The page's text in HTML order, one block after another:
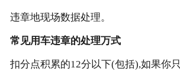
违章地现场数据处理。
常见用车违章的处理万式
扣分点积累的12分以下(包括),如果你